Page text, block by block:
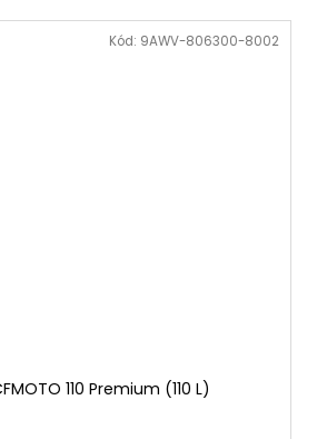
110 Premium (110 L)
Kód: 9AWV-806300-8002